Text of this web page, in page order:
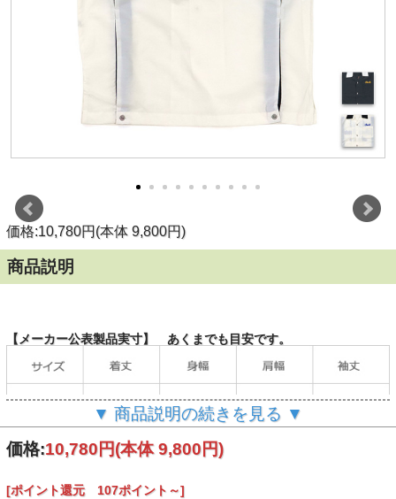
価格:10,780円(本体 9,800円)
商品説明
【メーカー公表製品実寸】 あくまでも目安です。
▼ 商品説明の続きを見る ▼
価格:10,780円(本体 9,800円)
[ポイント還元 107ポイント～]